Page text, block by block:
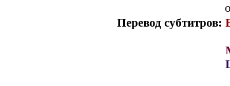
Перевод субтитров: